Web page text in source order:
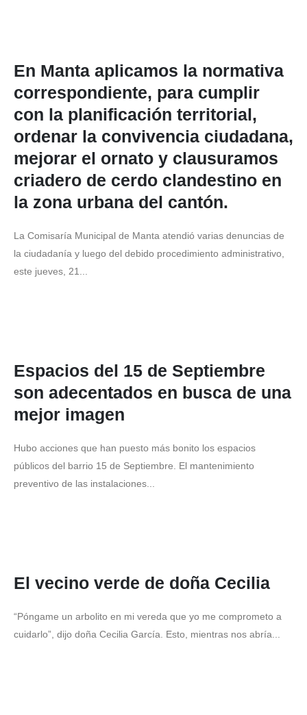
En Manta aplicamos la normativa
correspondiente, para cumplir
con la planificación territorial,
ordenar la convivencia ciudadana,
mejorar el ornato y clausuramos
criadero de cerdo clandestino en
la zona urbana del cantón.
La Comisaría Municipal de Manta atendió varias denuncias de
la ciudadanía y luego del debido procedimiento administrativo,
este jueves, 21...
Espacios del 15 de Septiembre
son adecentados en busca de una
mejor imagen
Hubo acciones que han puesto más bonito los espacios
públicos del barrio 15 de Septiembre. El mantenimiento
preventivo de las instalaciones...
El vecino verde de doña Cecilia
“Póngame un arbolito en mi vereda que yo me comprometo a
cuidarlo”, dijo doña Cecilia García. Esto, mientras nos abría...